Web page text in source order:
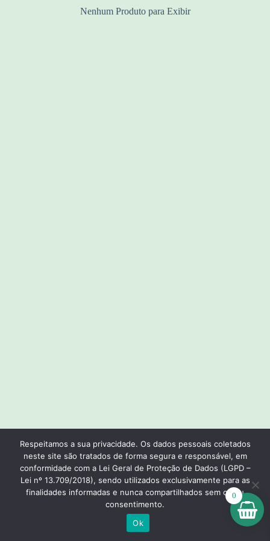
Nenhum Produto para Exibir
0
Respeitamos a sua privacidade. Os dados pessoais coletados
neste site são tratados de forma segura e responsável, em
conformidade com a Lei Geral de Proteção de Dados (LGPD –
Lei nº 13.709/2018), sendo utilizados exclusivamente para as
finalidades informadas e nunca compartilhados sem o seu
consentimento.
Ok